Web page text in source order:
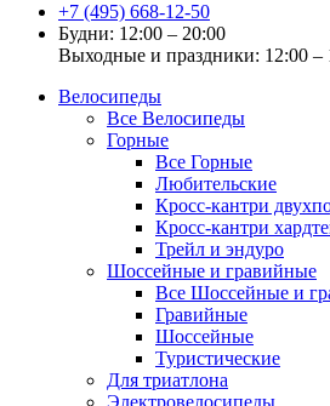
+7 (495) 668-12-50
Будни: 12:00 – 20:00
Выходные и праздники: 12:00 –
Велосипеды
Все Велосипеды
Горные
Все Горные
Любительские
Кросс-кантри
Кросс-кантри
Трейл и эндуро
Шоссейные и гравийные
Все Шоссейные и
Гравийные
Шоссейные
Туристические
Для триатлона
Электровелосипеды